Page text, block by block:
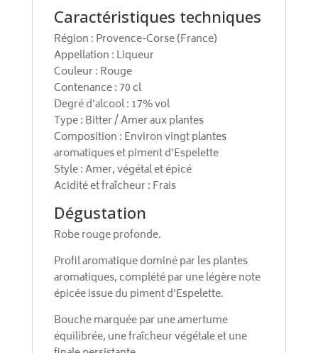
Caractéristiques techniques
Région : Provence-Corse (France)
Appellation : Liqueur
Couleur : Rouge
Contenance : 70 cl
Degré d'alcool : 17% vol
Type : Bitter / Amer aux plantes
Composition : Environ vingt plantes
aromatiques et piment d'Espelette
Style : Amer, végétal et épicé
Acidité et fraîcheur : Frais
Dégustation
Robe rouge profonde.
Profil aromatique dominé par les plantes
aromatiques, complété par une légère note
épicée issue du piment d'Espelette.
Bouche marquée par une amertume
équilibrée, une fraîcheur végétale et une